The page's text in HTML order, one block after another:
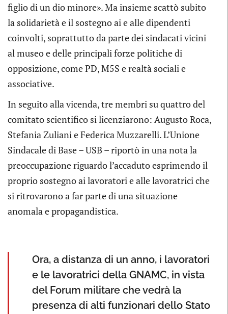
figlio di un dio minore». Ma insieme scattò subito
la solidarietà e il sostegno ai e alle dipendenti
coinvolti, soprattutto da parte dei sindacati vicini
al museo e delle principali forze politiche di
opposizione, come PD, M5S e realtà sociali e
associative.
In seguito alla vicenda, tre membri su quattro del
comitato scientifico si licenziarono: Augusto Roca,
Stefania Zuliani e Federica Muzzarelli. L’Unione
Sindacale di Base – USB – riportò in una nota la
preoccupazione riguardo l’accaduto esprimendo il
proprio sostegno ai lavoratori e alle lavoratrici che
si ritrovarono a far parte di una situazione
anomala e propagandistica.
Ora, a distanza di un anno, i lavoratori
e le lavoratrici della GNAMC, in vista
del Forum militare che vedrà la
presenza di alti funzionari dello Stato